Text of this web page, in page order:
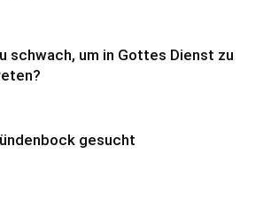
schwach, um in Gottes Dienst zu
gesucht